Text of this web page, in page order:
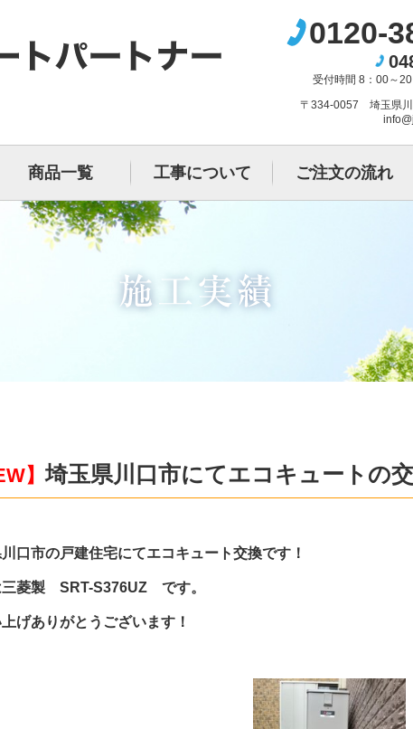
〒334-0057 埼玉県
0120-
受付時間 8：00～20
商品一覧 工事について ご注文の流れ
】埼玉県川口市にてエコキュートの
口市の戸建住宅にてエコキュート交換です！
三菱製 SRT-S376UZ です。
げありがとうございます！